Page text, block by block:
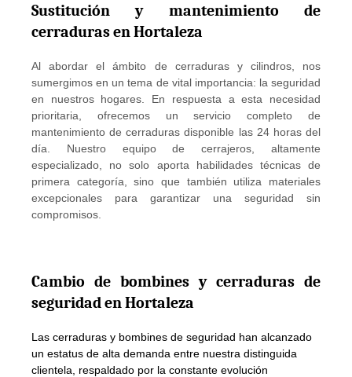
Sustitución y mantenimiento de
cerraduras en Hortaleza
Al abordar el ámbito de cerraduras y cilindros, nos
sumergimos en un tema de vital importancia: la seguridad
en nuestros hogares. En respuesta a esta necesidad
prioritaria, ofrecemos un servicio completo de
mantenimiento de cerraduras disponible las 24 horas del
día. Nuestro equipo de cerrajeros, altamente
especializado, no solo aporta habilidades técnicas de
primera categoría, sino que también utiliza materiales
excepcionales para garantizar una seguridad sin
compromisos.
Cambio de bombines y cerraduras de
seguridad en Hortaleza
Las cerraduras y bombines de seguridad han alcanzado
un estatus de alta demanda entre nuestra distinguida
clientela, respaldado por la constante evolución